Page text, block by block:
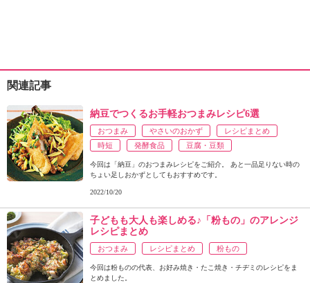
関連記事
納豆でつくるお手軽おつまみレシピ6選
おつまみ やさいのおかず
レシピまとめ
時短
発酵食品 豆腐・豆類
今回は「納豆」のおつまみレシピをご紹介。 あと一品足りない時の
ちょい足しおかずとしてもおすすめです。
2022/10/20
子どもも大人も楽しめる♪「粉もの」のアレンジ
レシピまとめ
おつまみ レシピまとめ 粉もの
今回は粉ものの代表、お好み焼き・たこ焼き・チヂミのレシピをま
とめました。